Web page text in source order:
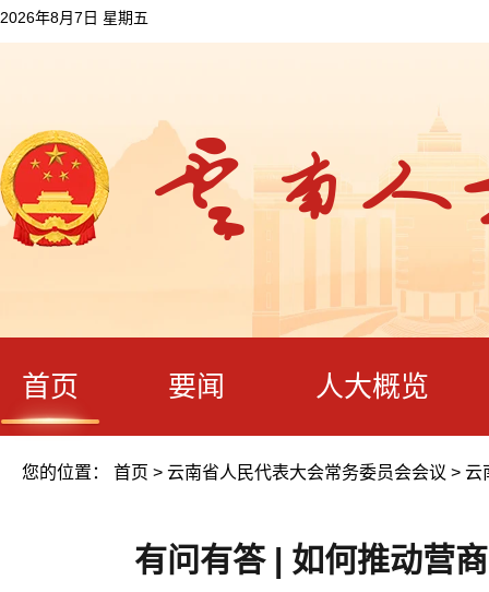
2026年8月7日 星期五
首页 要闻 人大概览
您的位置： 首页 > 云南省人民代表大会常务委员会会议 > 云
有问有答 | 如何推动营